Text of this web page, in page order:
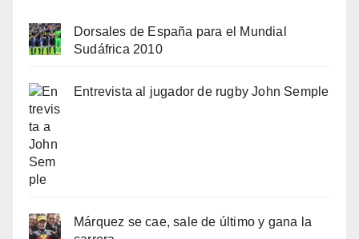
Dorsales de España para el Mundial
Sudáfrica 2010
Entrevista al jugador de rugby John Semple
Márquez se cae, sale de último y gana la